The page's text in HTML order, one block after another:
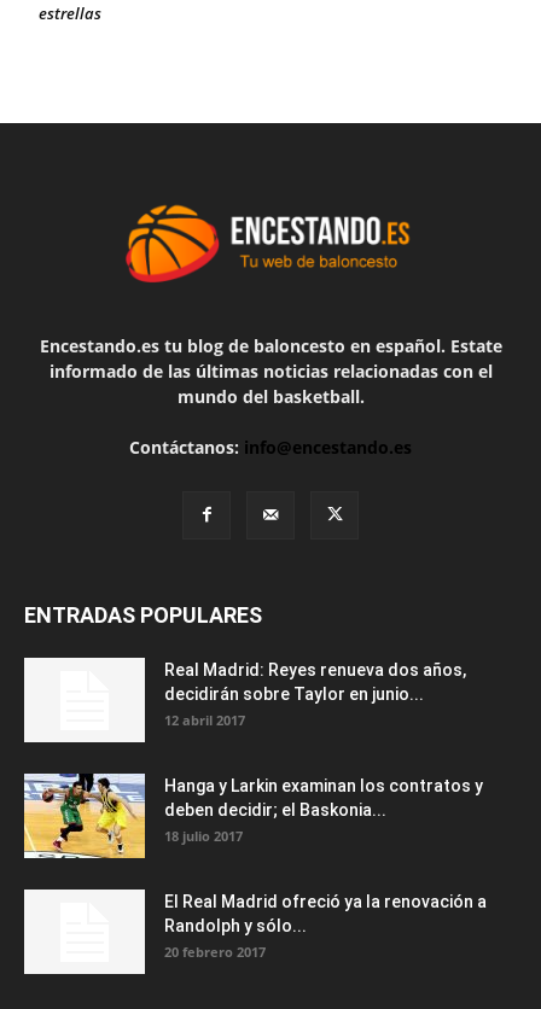
estrellas
Encestando.es tu blog de baloncesto en español. Estate
informado de las últimas noticias relacionadas con el
mundo del basketball.
Contáctanos: info@encestando.es
ENTRADAS POPULARES
Real Madrid: Reyes renueva dos años,
decidirán sobre Taylor en junio...
12 abril 2017
Hanga y Larkin examinan los contratos y
deben decidir; el Baskonia...
18 julio 2017
El Real Madrid ofreció ya la renovación a
Randolph y sólo...
20 febrero 2017